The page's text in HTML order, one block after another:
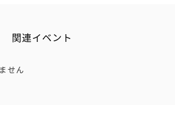
関連イベント
せん